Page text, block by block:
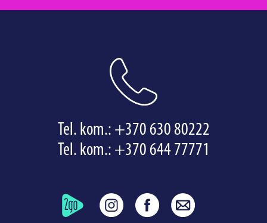
Tel. kom.: +370 630 80222
Tel. kom.: +370 644 77771